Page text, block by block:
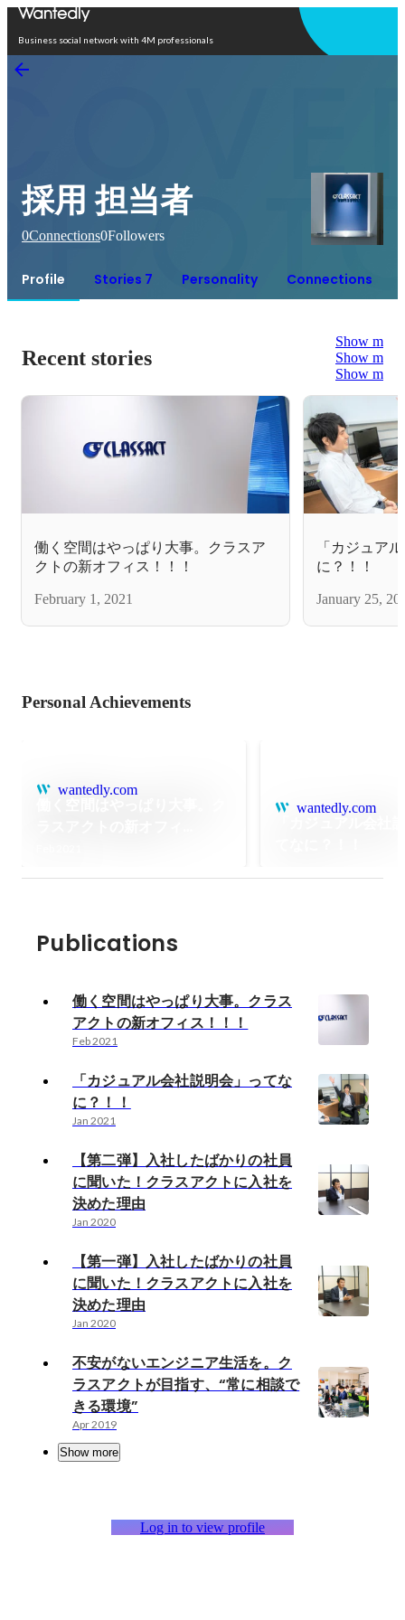
Business social network with 4M professionals
採用 担当者
0Connections0Followers
Profile Stories 7 Personality Connections
Recent stories
Show more
Show more
Show more
働く空間はやっぱり大事。クラスア
クトの新オフィス！！！
February 1, 2021
「カジュア
に？！！
January 25,
Personal Achievements
wantedly.com
wantedly.com
Publications
働く空間はやっぱり大事。クラス
アクトの新オフィス！！！
Feb 2021
「カジュアル会社説明会」ってな
に？！！
Jan 2021
【第二弾】入社したばかりの社員
に聞いた！クラスアクトに入社を
決めた理由
Jan 2020
【第一弾】入社したばかりの社員
に聞いた！クラスアクトに入社を
決めた理由
Jan 2020
不安がないエンジニア生活を。ク
ラスアクトが目指す、“常に相談で
きる環境”
Apr 2019
Show more
Log in to view profile